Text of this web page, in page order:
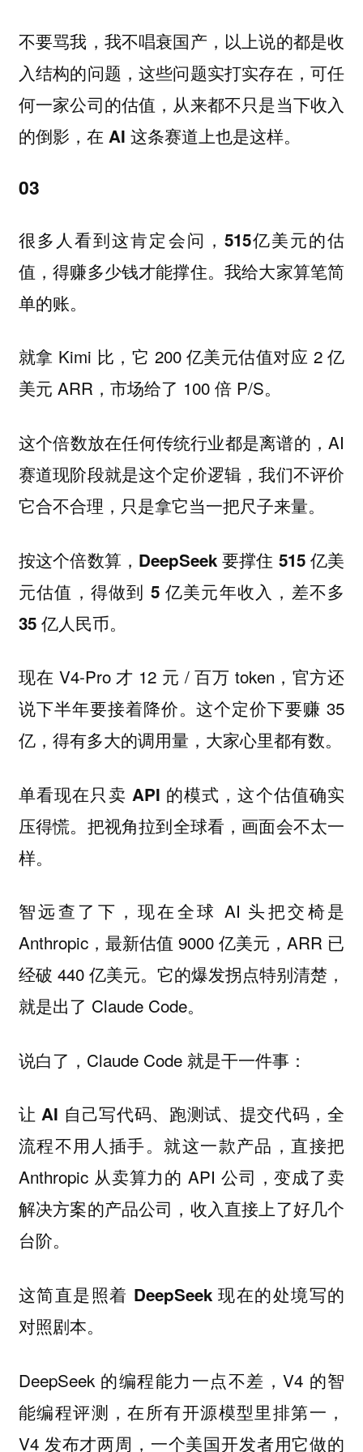
不要骂我，我不唱衰国产，以上说的都是收
入结构的问题，这些问题实打实存在， 可任
何一家公司的估值，从来都不只是当下收入
的倒影，在 AI 这条赛道上也是这样。
03
很多人看到这肯定会问，515亿美元的估
值，得赚多少钱才能撑住。我给大家算笔简
单的账。
就拿 Kimi 比，它 200 亿美元估值对应 2 亿
美元 ARR，市场给了 100 倍 P/S。
这个倍数放在任何传统行业都是离谱的，AI
赛道现阶段就是这个定价逻辑，我们不评价
它合不合理，只是拿它当一把尺子来量。
按这个倍数算，DeepSeek 要撑住 515 亿美
元估值，得做到 5 亿美元年收入，差不多
35 亿人民币。
现在 V4-Pro 才 12 元 / 百万 token，官方还
说下半年要接着降价。这个定价下要赚 35
亿，得有多大的调用量，大家心里都有数。
单看现在只卖 API 的模式，这个估值确实
压得慌。 把视角拉到全球看，画面会不太一
样。
智远查了下，现在全球 AI 头把交椅是
Anthropic，最新估值 9000 亿美元，ARR 已
经破 440 亿美元。它的爆发拐点特别清楚，
就是出了 Claude Code。
说白了，Claude Code 就是干一件事：
让 AI 自己写代码、跑测试、提交代码，全
流程不用人插手。就这一款产品，直接把
Anthropic 从卖算力的 API 公司，变成了卖
解决方案的产品公司，收入直接上了好几个
台阶。
这简直是照着 DeepSeek 现在的处境写的
对照剧本。
DeepSeek 的编程能力一点不差，V4 的智
能编程评测，在所有开源模型里排第一，
V4 发布才两周，一个美国开发者用它做的